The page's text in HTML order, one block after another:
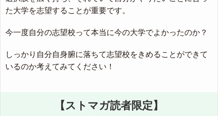
た大学を志望することが重要です。
今一度自分の志望校って本当に今の大学でよかったのか？
しっかり自分自身腑に落ちて志望校をきめることができて
いるのか考えてみてください！
【ストマガ読者限定】